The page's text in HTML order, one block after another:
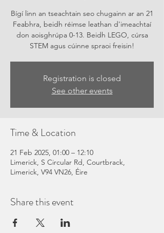
Bígí linn an tseachtain seo chugainn ar an 21
Feabhra, beidh réimse leathan d'imeachtaí
don aoisghrúpa 0-13. Beidh LEGO, cúrsa
STEM agus cúinne spraoi freisin!
Registration is closed
See other events
Time & Location
21 Feb 2025, 01:00 – 12:10
Limerick, S Circular Rd, Courtbrack,
Limerick, V94 VN26, Éire
Share this event